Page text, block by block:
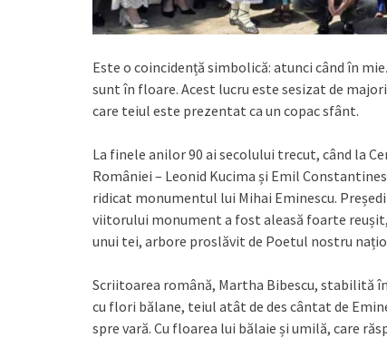
Este o coincidență simbolică: atunci când în
sunt în floare. Acest lucru este sesizat de
care teiul este prezentat ca un copac sfânt.
La finele anilor 90 ai secolului trecut, când la
României – Leonid Kucima și Emil
ridicat monumentul lui Mihai Eminescu.
viitorului monument a fost aleasă foarte
unui tei, arbore proslăvit de Poetul nostru
Scriitoarea română, Martha Bibescu, stabilită
cu flori bălane, teiul atât de des cântat de
spre vară. Cu floarea lui bălaie și umilă, care